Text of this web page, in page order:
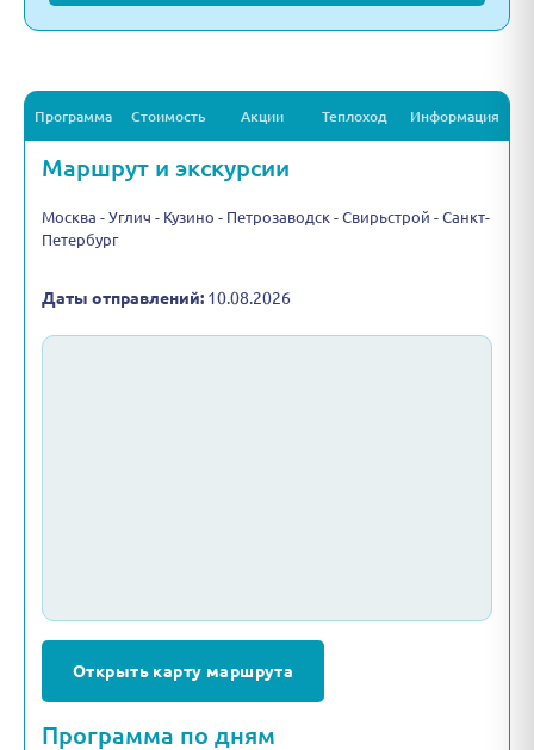
Программа Стоимость Акции Теплоход Информация
Маршрут и экскурсии
Москва - Углич - Кузино - Петрозаводск - Свирьстрой - Санкт-
Петербург
Даты отправлений: 10.08.2026
Открыть карту маршрута
Программа по дням